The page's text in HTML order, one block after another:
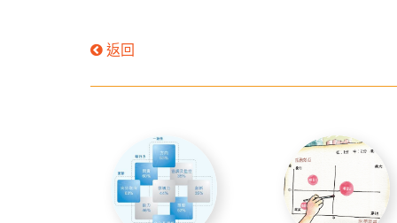
返回